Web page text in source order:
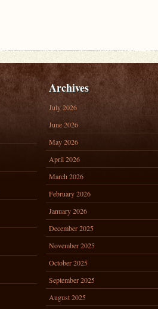
Archives
July 2026
June 2026
May 2026
April 2026
March 2026
February 2026
January 2026
December 2025
November 2025
October 2025
September 2025
August 2025